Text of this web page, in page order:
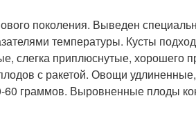
поколения. Выведен
температуры. Кусты
слегка приплюснутые, хорошего
с ракетой. Овощи
60 граммов. Выровненные плоды